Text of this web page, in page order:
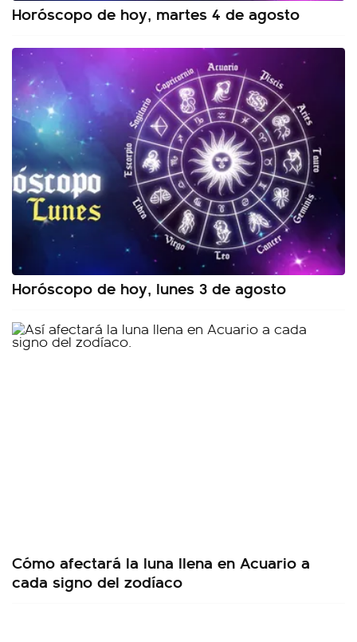
Horóscopo de hoy, martes 4 de agosto
Horóscopo de hoy, lunes 3 de agosto
Cómo afectará la luna llena en Acuario a
cada signo del zodíaco